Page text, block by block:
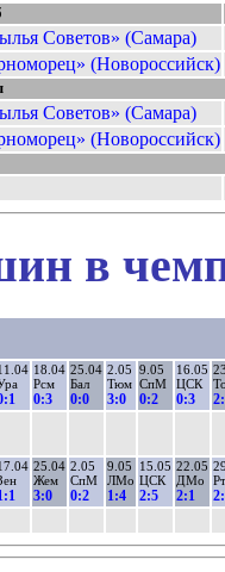
Советов» (Самара)
(Новороссийск)
Советов» (Самара)
(Новороссийск)
в
18.04
Рсм
0:3
25.04
Бал
0:0
2.05
Тюм
3:0
9.05
СпМ
0:2
16.05
ЦСК
0:3
25.04
Жем
3:0
2.05
СпМ
0:2
9.05
ЛМо
1:4
15.05
ЦСК
2:5
22.05
ДМо
2:1